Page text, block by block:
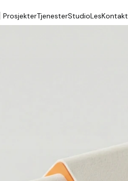
ProsjekterTjenesterStudioLesKontakt